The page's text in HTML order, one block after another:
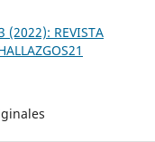
(2022): REVISTA